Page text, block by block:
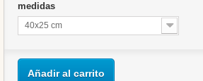
medidas
40x25 cm
Añadir al carrito